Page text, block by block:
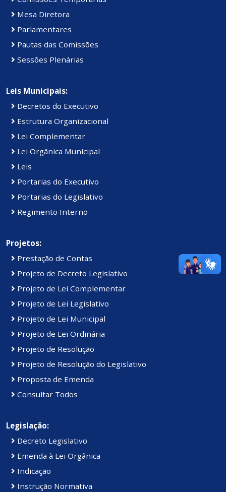
Mesa Diretora
Parlamentares
Pautas das Comissões
Sessões Plenárias
Leis Municipais:
Decretos do Executivo
Estrutura Organizacional
Lei Complementar
Lei Orgânica Municipal
Leis
Portarias do Executivo
Portarias do Legislativo
Regimento Interno
Projetos:
Prestação de Contas
Projeto de Decreto Legislativo
Projeto de Lei Complementar
Projeto de Lei Legislativo
Projeto de Lei Municipal
Projeto de Lei Ordinária
Projeto de Resolução
Projeto de Resolução do Legislativo
Proposta de Emenda
Consultar Todos
Legislação:
Decreto Legislativo
Emenda à Lei Orgânica
Indicação
Instrução Normativa